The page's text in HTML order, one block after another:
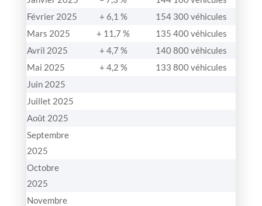
Février 2025
+ 6,1 %
154 300 véhicules
Mars 2025
+ 11,7 %
135 400 véhicules
Avril 2025
+ 4,7 %
140 800 véhicules
Mai 2025
+ 4,2 %
133 800 véhicules
Juin 2025
Juillet 2025
Août 2025
Septembre
2025
Octobre
2025
Novembre